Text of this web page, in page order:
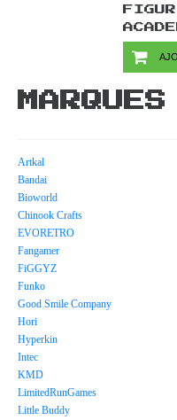
EVIL
PAR
10 CM
MARQUES
Artkal
Bandai
Bioworld
Chinook Crafts
EVORETRO
Fangamer
FiGGYZ
Funko
Good Smile Company
Hori
Hyperkin
Intec
KMD
LimitedRunGames
Little Buddy